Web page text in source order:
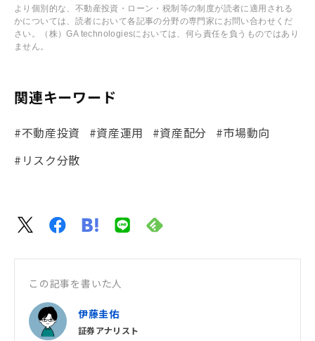
より個別的な、不動産投資・ローン・税制等の制度が読者に適用される
かについては、読者において各記事の分野の専門家にお問い合わせくだ
さい。（株）GA technologiesにおいては、何ら責任を負うものではあり
ません。
関連キーワード
#不動産投資 #資産運用 #資産配分
#市場動向
#リスク分散
この記事を書いた人
伊藤圭佑
証券アナリスト